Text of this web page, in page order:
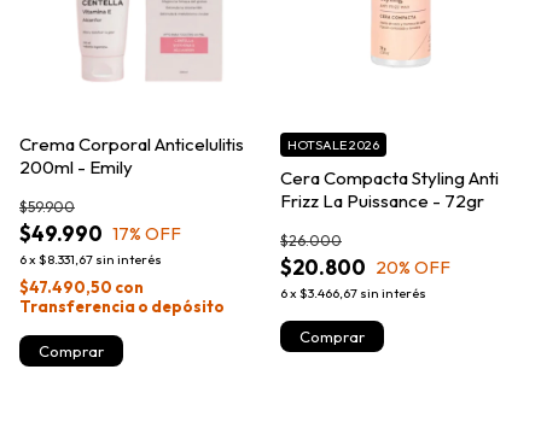
Crema Corporal Anticelulitis
200ml - Emily
$49.990
$59.900
17% OFF
6x $8.331,67 sin interés
$47.490,50 con
Transferencia o depósito
Cera Compacta Styling Anti
Frizz La Puissance - 72gr
$20.800
$26.000
20% OFF
6x $3.466,67 sin interés
HOTSALE 2026